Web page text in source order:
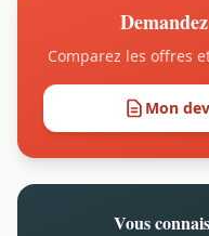
Comparez les offres
Mon
Vous